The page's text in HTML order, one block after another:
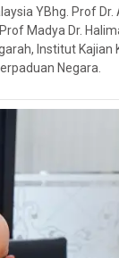
YBhg. Prof Dr.
Madya Dr.
Institut Kajian
Negara.